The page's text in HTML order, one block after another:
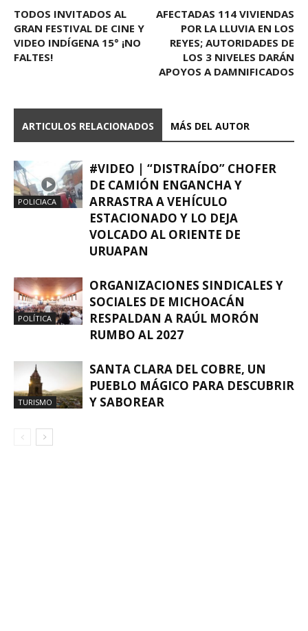
TODOS INVITADOS AL
GRAN FESTIVAL DE CINE Y
VIDEO INDÍGENA 15° ¡NO
FALTES!
AFECTADAS 114 VIVIENDAS
POR LA LLUVIA EN LOS
REYES; AUTORIDADES DE
LOS 3 NIVELES DARÁN
APOYOS A DAMNIFICADOS
ARTICULOS RELACIONADOS MÁS DEL AUTOR
POLICIACA
#VIDEO | “DISTRAÍDO” CHOFER
DE CAMIÓN ENGANCHA Y
ARRASTRA A VEHÍCULO
ESTACIONADO Y LO DEJA
VOLCADO AL ORIENTE DE
URUAPAN
POLÍTICA
ORGANIZACIONES SINDICALES Y
SOCIALES DE MICHOACÁN
RESPALDAN A RAÚL MORÓN
RUMBO AL 2027
TURISMO
SANTA CLARA DEL COBRE, UN
PUEBLO MÁGICO PARA DESCUBRIR
Y SABOREAR